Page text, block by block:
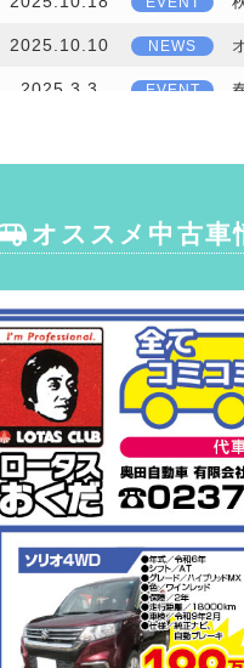
2025.10.10 NEWS
2025.3.3 EVENT
2024.3.5 EVENT
2023.10.23 EVENT
2023.10.23 NEWS
2023.3.13 EVENT
2023.3.13 NEWS
2022.10.22 EVENT
2022.10.12 NEWS
2022.10.01 EVENT
2022.06.01 EVENT
2022.03.22 EVENT
オススメ中古車